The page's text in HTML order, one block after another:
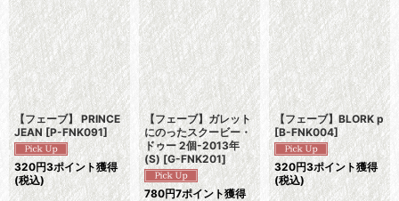
【フェーブ】 PRINCE
JEAN [P-FNK091]
320円3ポイント獲得
(税込)
【フェーブ】ガレット
にのったスクービー・
ドゥー 2個-2013年
(S) [G-FNK201]
780円7ポイント獲得
【フェーブ】BLORK p
[B-FNK004]
320円3ポイント獲得
(税込)